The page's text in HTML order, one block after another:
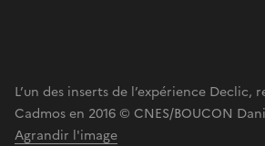
L’un des inserts de l’expérience Declic,
Cadmos en 2016 © CNES/BOUCON
Agrandir l'image